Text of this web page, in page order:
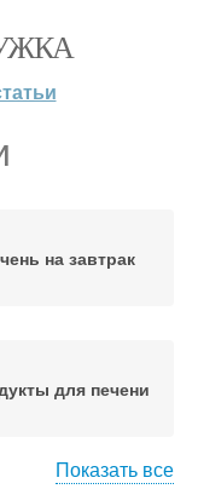
на завтрак
для печени
Показать все